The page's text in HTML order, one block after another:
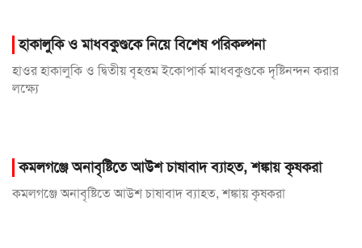
হাকালুকি ও মাধবকুণ্ডকে নিয়ে বিশেষ পরিকল্পনা
হাওর হাকালুকি ও দ্বিতীয় বৃহত্তম ইকোপার্ক মাধবকুণ্ডকে দৃষ্টিনন্দন করার
লক্ষ্যে
কমলগঞ্জে অনাবৃষ্টিতে আউশ চাষাবাদ ব্যাহত, শঙ্কায় কৃষকরা
কমলগঞ্জে অনাবৃষ্টিতে আউশ চাষাবাদ ব্যাহত, শঙ্কায় কৃষকরা